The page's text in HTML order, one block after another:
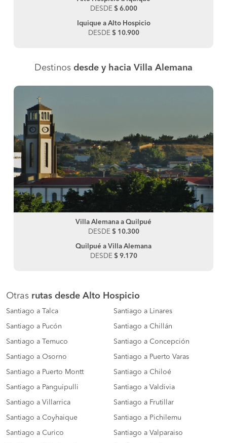
DESDE $ 6.000
Iquique a Alto Hospicio
DESDE $ 10.900
Destinos desde y hacia Villa Alemana
Villa Alemana a Quilpué
DESDE $ 10.300
Quilpué a Villa Alemana
DESDE $ 9.170
Otras rutas desde Alto Hospicio
Santiago a Talca Santiago a Linares
Santiago a Pucón Santiago a Chillán
Santiago a Temuco Santiago a Concepción
Santiago a Osorno Santiago a Puerto Varas
Santiago a Puerto Montt Santiago a Chiloé
Santiago a Panguipulli Santiago a Valdivia
Santiago a Villarrica Santiago a Frutillar
Santiago a Coyhaique Santiago a Pichilemu
Santiago a Curico Santiago a Valparaiso